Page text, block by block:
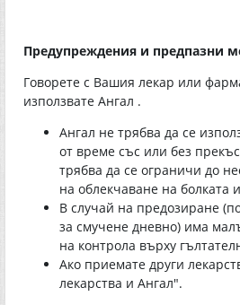
Предупреждения и предпазни
Говорете с Вашия лекар или
използвате Ангал .
Ангал не трябва да се
от време със или без
трябва да се ограничи до
на облекчаване на болката
В случай на предозиране
за смучене дневно) има
на контрола върху
Ако приемате други
лекарства и Ангал".